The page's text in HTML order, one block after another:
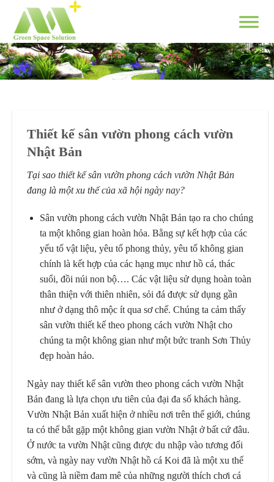
content
Thiết kế sân vườn phong cách vườn
Nhật Bản
Tại sao thiết kế sân vườn phong cách vườn Nhật Bản
đang là một xu thế của xã hội ngày nay?
Sân vườn phong cách vườn Nhật Bản tạo ra cho chúng
ta một không gian hoàn hỏa. Bằng sự kết hợp của các
yếu tố vật liệu, yêu tố phong thủy, yêu tố không gian
chính là kết hợp của các hạng mục như hồ cá, thác
suổi, đồi núi non bộ…. Các vật liệu sử dụng hoàn toàn
thân thiện với thiên nhiên, sỏi đá được sử dụng gần
như ở dạng thô mộc ít qua sơ chế. Chúng ta cảm thấy
sân vườn thiết kế theo phong cách vườn Nhật cho
chúng ta một không gian như một bức tranh Sơn Thủy
đẹp hoàn hảo.
Ngày nay thiết kế sân vườn theo phong cách vườn Nhật
Bản đang là lựa chọn ưu tiên của đại đa số khách hàng.
Vườn Nhật Bản xuất hiện ở nhiều nơi trên thế giới, chúng
ta có thể bắt gặp một không gian vườn Nhật ở bất cứ đâu.
Ở nước ta vườn Nhật cũng được du nhập vào tương đối
sớm, và ngày nay vườn Nhật hồ cá Koi đã là một xu thế
và cũng là niềm đam mê của những người thích chơi cá